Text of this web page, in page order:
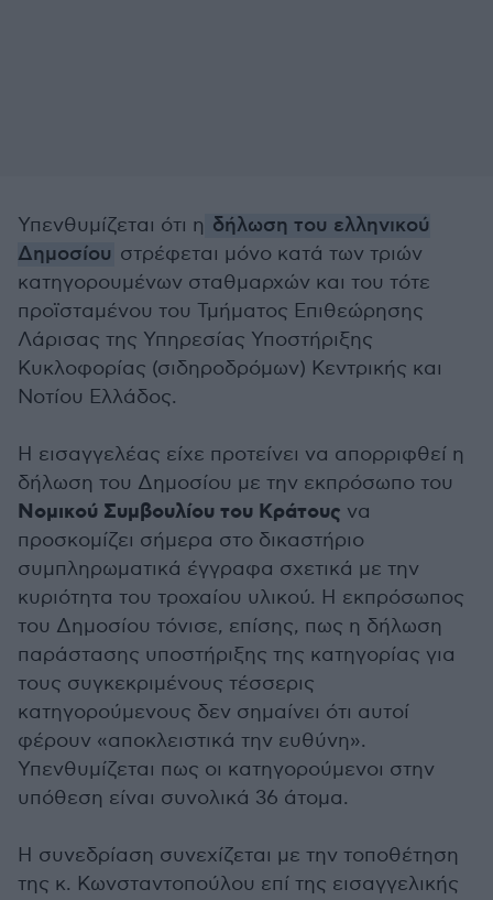
Υπενθυμίζεται ότι η δήλωση του ελληνικού
Δημοσίου στρέφεται μόνο κατά των τριών
κατηγορουμένων σταθμαρχών και του τότε
προϊσταμένου του Τμήματος Επιθεώρησης
Λάρισας της Υπηρεσίας Υποστήριξης
Κυκλοφορίας (σιδηροδρόμων) Κεντρικής και
Νοτίου Ελλάδος.
Η εισαγγελέας είχε προτείνει να απορριφθεί η
δήλωση του Δημοσίου με την εκπρόσωπο του
Νομικού Συμβουλίου του Κράτους να
προσκομίζει σήμερα στο δικαστήριο
συμπληρωματικά έγγραφα σχετικά με την
κυριότητα του τροχαίου υλικού. Η εκπρόσωπος
του Δημοσίου τόνισε, επίσης, πως η δήλωση
παράστασης υποστήριξης της κατηγορίας για
τους συγκεκριμένους τέσσερις
κατηγορούμενους δεν σημαίνει ότι αυτοί
φέρουν «αποκλειστικά την ευθύνη».
Υπενθυμίζεται πως οι κατηγορούμενοι στην
υπόθεση είναι συνολικά 36 άτομα.
Η συνεδρίαση συνεχίζεται με την τοποθέτηση
της κ. Κωνσταντοπούλου επί της εισαγγελικής